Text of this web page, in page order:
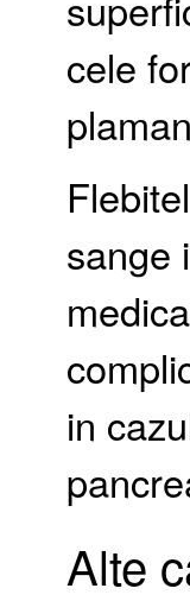
cele
sange
in
Alte